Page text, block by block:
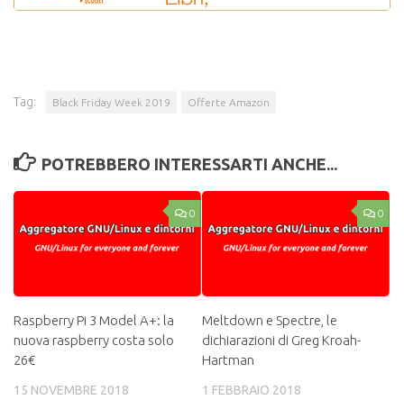
Tag: Black Friday Week 2019 Offerte Amazon
POTREBBERO INTERESSARTI ANCHE...
0
Raspberry Pi 3 Model A+: la
nuova raspberry costa solo
26€
15 NOVEMBRE 2018
0
Meltdown e Spectre, le
dichiarazioni di Greg Kroah-
Hartman
1 FEBBRAIO 2018